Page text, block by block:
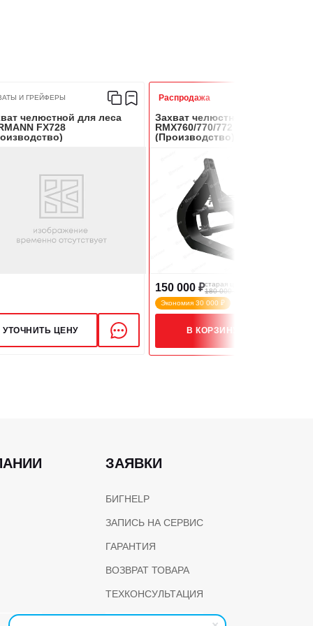
И ГРЕЙФЕРЫ
челюстной для леса
FX728
УТОЧНИТЬ ЦЕНУ
Распродажа
Захват челюстной для леса
RMX760/770/772
(Производство)
150 000 ₽старая цена
180 000 ₽
Экономия 30 000 ₽
В КОРЗИНУ
ЗАЯВКИ
БИГHELP
ЗАПИСЬ НА СЕРВИС
ГАРАНТИЯ
ВОЗВРАТ ТОВАРА
ТЕХКОНСУЛЬТАЦИЯ